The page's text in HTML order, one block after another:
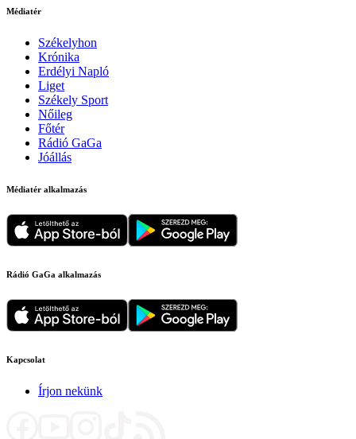
Médiatér
Székelyhon
Krónika
Erdélyi Napló
Liget
Székely Sport
Nőileg
Főtér
Rádió GaGa
Jóállás
Médiatér alkalmazás
Rádió GaGa alkalmazás
Kapcsolat
Írjon nekünk